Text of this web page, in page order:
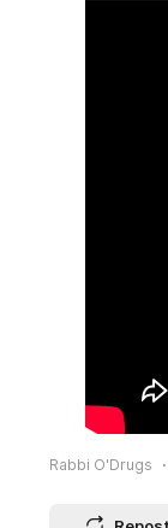
Rabbi O'Drugs